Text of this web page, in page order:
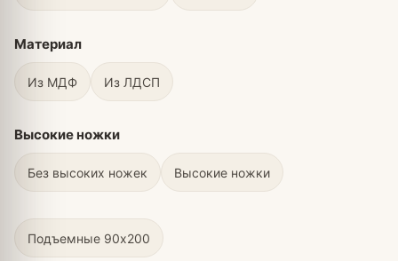
Материал
Из МДФ Из ЛДСП
Высокие ножки
Без высоких ножек Высокие ножки
Подъемные 90х200